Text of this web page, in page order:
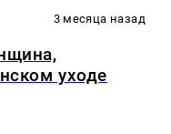
3 месяца назад
уходе